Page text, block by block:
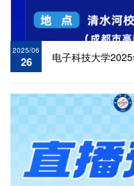
2025/06
26 电子科技大学